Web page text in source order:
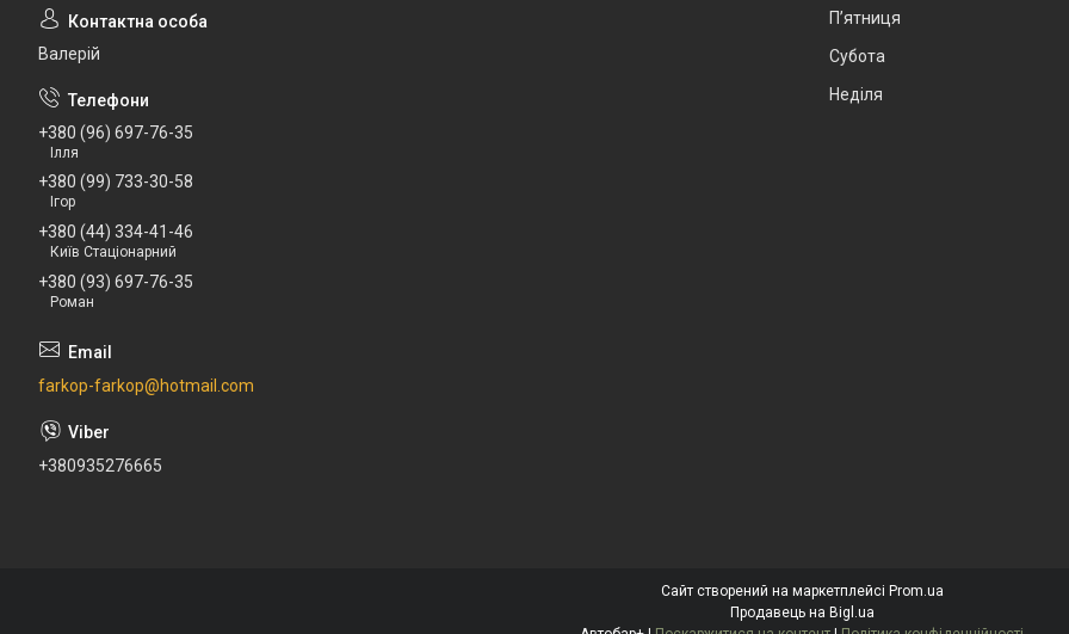
Валерій
+380 (96) 697-76-35
Ілля
+380 (99) 733-30-58
Ігор
+380 (44) 334-41-46
Київ Стаціонарний
+380 (93) 697-76-35
Роман
farkop-farkop@hotmail.com
+380935276665
Пʼятниця
Субота
Неділя
Сайт створений на маркетплейсі Prom.ua
Продавець на Bigl.ua